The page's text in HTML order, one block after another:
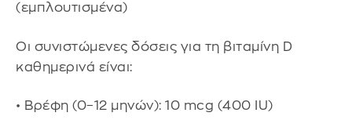
(εμπλουτισμένα)
Οι συνιστώμενες δόσεις για τη βιταμίνη D
καθημερινά είναι:
• Βρέφη (0–12 μηνών): 10 mcg (400 IU)